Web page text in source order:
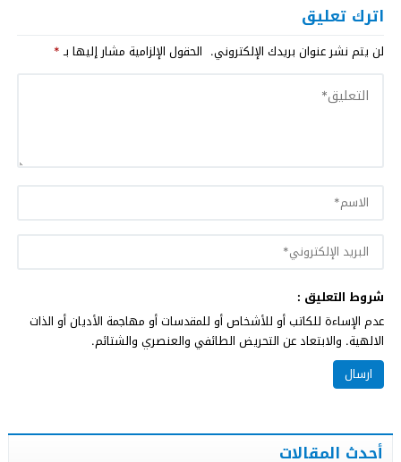
اترك تعليق
لن يتم نشر عنوان بريدك الإلكتروني. الحقول الإلزامية مشار إليها بـ*
شروط التعليق :
عدم الإساءة للكاتب أو للأشخاص أو للمقدسات أو مهاجمة الأديان أو الذات
الالهية. والابتعاد عن التحريض الطائفي والعنصري والشتائم.
أحدث المقالات